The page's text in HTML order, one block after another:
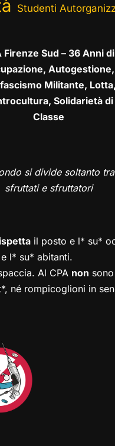
Studenti
Firenze Sud – 36 Anni di
Autogestione,
Militante, Lotta,
Solidarietà di
Classe
si divide soltanto tra
sfruttati e sfruttatori
il posto e l* su*
l* su* abitanti.
Al CPA non
né rompicoglioni in